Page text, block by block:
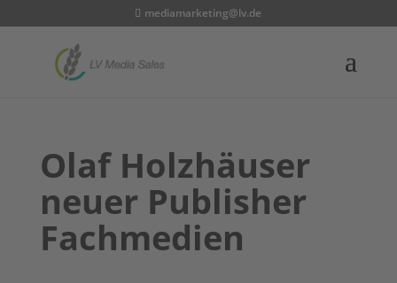
mediamarketing@lv.de
Olaf Holzhäuser
neuer Publisher
Fachmedien